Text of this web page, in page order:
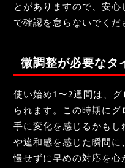
とがありますので、安心
で確認を怠らないでくだ
微調整が必要なタ
使い始め1〜2週間は、
られます。この時期に
手に変化を感じるかも
や違和感を感じた瞬間
慢せずに早めの対応を心